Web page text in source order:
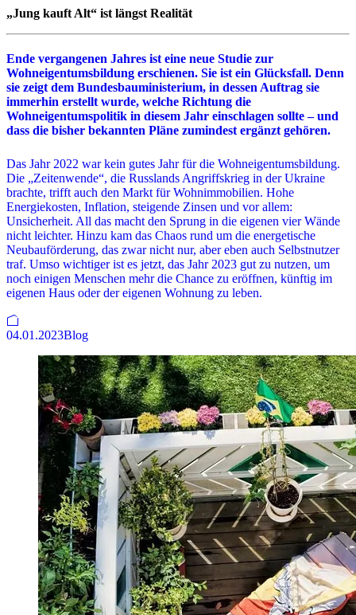
„Jung kauft Alt“ ist längst Realität
Ende vergangenen Jahres ist eine neue Studie zur
Wohneigentumsbildung erschienen. Sie ist ein Glücksfall. Denn
sie zeigt dem Bundesbauministerium, in dessen Auftrag sie
immerhin erstellt wurde, welche Richtung die
Wohneigentumspolitik in diesem Jahr einschlagen sollte – und
dass die bisher bekannten Pläne zumindest ergänzt gehören.
Das Jahr 2022 war kein gutes Jahr für die Wohneigentumsbildung.
Die „Zeitenwende“, die Russlands Angriffskrieg in der Ukraine
brachte, trifft auch den Markt für Wohnimmobilien. Hohe
Energiekosten, Inflation, steigende Zinsen und vor allem:
Unsicherheit. All das macht den Sprung in die eigenen vier Wände
nicht leichter. Hinzu kam das Chaos rund um die energetische
Neubauförderung, das zwar nicht nur, aber eben auch Selbstnutzer
traf. Umso wichtiger ist es jetzt, das Jahr 2023 gut zu nutzen, um
noch einigen Menschen mehr die Chance zu eröffnen, künftig im
eigenen Haus oder der eigenen Wohnung zu leben.
04.01.2023Blog